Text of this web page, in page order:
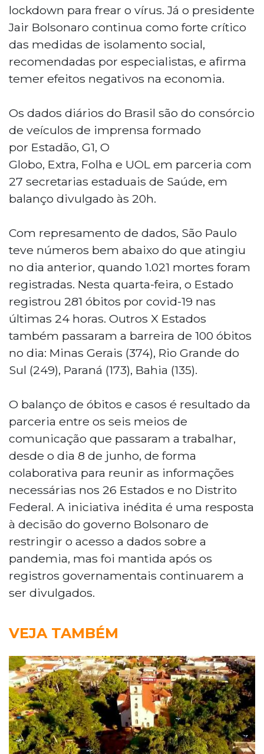
lockdown para frear o vírus. Já o presidente
Jair Bolsonaro continua como forte crítico
das medidas de isolamento social,
recomendadas por especialistas, e afirma
temer efeitos negativos na economia.
Os dados diários do Brasil são do consórcio
de veículos de imprensa formado
por Estadão, G1, O
Globo, Extra, Folha e UOL em parceria com
27 secretarias estaduais de Saúde, em
balanço divulgado às 20h.
Com represamento de dados, São Paulo
teve números bem abaixo do que atingiu
no dia anterior, quando 1.021 mortes foram
registradas. Nesta quarta-feira, o Estado
registrou 281 óbitos por covid-19 nas
últimas 24 horas. Outros X Estados
também passaram a barreira de 100 óbitos
no dia: Minas Gerais (374), Rio Grande do
Sul (249), Paraná (173), Bahia (135).
O balanço de óbitos e casos é resultado da
parceria entre os seis meios de
comunicação que passaram a trabalhar,
desde o dia 8 de junho, de forma
colaborativa para reunir as informações
necessárias nos 26 Estados e no Distrito
Federal. A iniciativa inédita é uma resposta
à decisão do governo Bolsonaro de
restringir o acesso a dados sobre a
pandemia, mas foi mantida após os
registros governamentais continuarem a
ser divulgados.
VEJA TAMBÉM